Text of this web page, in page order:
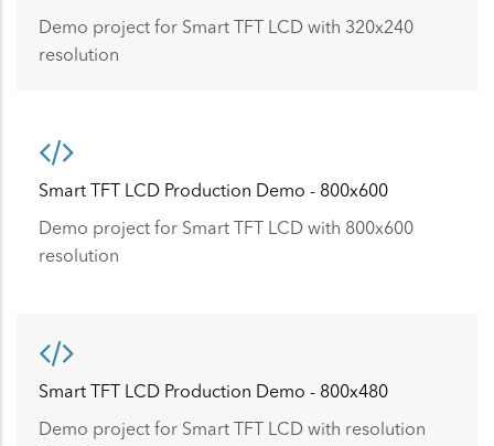
Demo project for Smart TFT LCD with 320x240
resolution
Smart TFT LCD Production Demo - 800x600
Demo project for Smart TFT LCD with 800x600
resolution
Smart TFT LCD Production Demo - 800x480
Demo project for Smart TFT LCD with resolution